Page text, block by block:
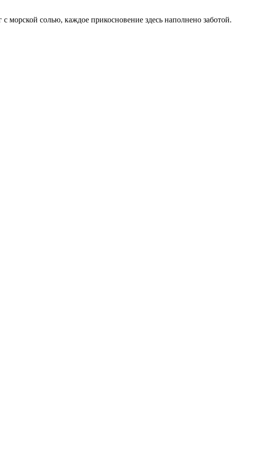
солью, каждое прикосновение здесь наполнено заботой.